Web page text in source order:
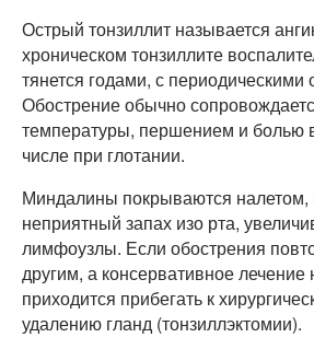
Острый тонзиллит называется
хроническом тонзиллите
тянется годами, с периодическими
Обострение обычно
температуры, першением и болью
числе при глотании.
Миндалины покрываются налетом,
неприятный запах изо рта,
лимфоузлы. Если обострения
другим, а консервативное лечение
приходится прибегать к
удалению гланд (тонзиллэктомии).